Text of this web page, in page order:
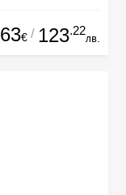
63€ / 123.22
лв.